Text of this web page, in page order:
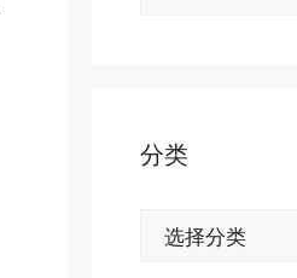
分类